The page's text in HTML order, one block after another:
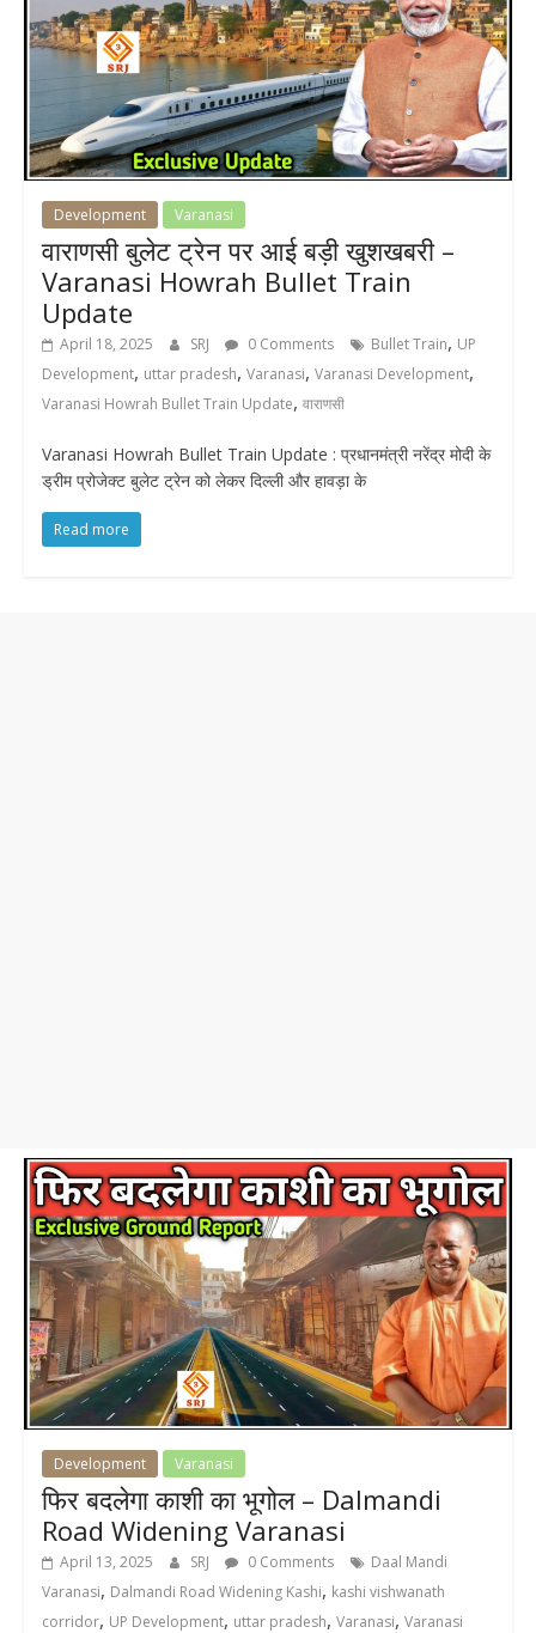
Development Varanasi
वाराणसी बुलेट ट्रेन पर आई बड़ी खुशखबरी –
Varanasi Howrah Bullet Train
Update
April 18, 2025 SRJ 0 Comments Bullet Train, UP
Development, uttar pradesh, Varanasi, Varanasi Development,
Varanasi Howrah Bullet Train Update, वाराणसी
Varanasi Howrah Bullet Train Update : प्रधानमंत्री नरेंद्र मोदी के
ड्रीम प्रोजेक्‍ट बुलेट ट्रेन को लेकर दिल्ली और हावड़ा के
Read more
Development Varanasi
फिर बदलेगा काशी का भूगोल – Dalmandi
Road Widening Varanasi
April 13, 2025 SRJ 0 Comments
Daal Mandi
Varanasi, Dalmandi Road Widening Kashi, kashi vishwanath
corridor, UP Development, uttar pradesh, Varanasi, Varanasi